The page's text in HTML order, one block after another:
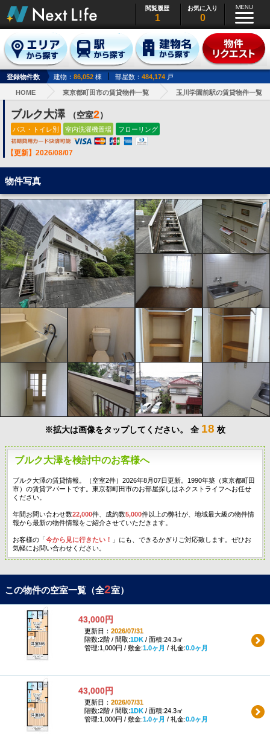
閲覧履歴
1
お気に入り
0
登録物件数 建物： 86,052 棟 部屋数： 484,174 戸
HOME 東京都町田市の賃貸物件一覧 玉川学園前駅の賃貸物件一覧
ブルク大澤 （空室2）
バス・トイレ別 室内洗濯機置場 フローリング
【更新】2026/08/07
物件写真
※拡大は画像をタップしてください。 全 18 枚
ブルク大澤を検討中のお客様へ
ブルク大澤の賃貸情報。（空室2件）2026年8月07日更新。1990年築（東京都町田
市）の賃貸アパートです。東京都町田市のお部屋探しはネクストライフへお任せ
ください。
年間お問い合わせ数22,000件、成約数5,000件以上の弊社が、地域最大級の物件情
報から最新の物件情報をご紹介させていただきます。
お客様の「今から見に行きたい！
」にも、できるかぎりご対応致します。ぜひお
気軽にお問い合わせください。
この物件の空室一覧（全2室）
43,000円
更新日： 2026/07/31
階数:2階 / 間取:1DK/ 面積:24.3㎡
管理:1,000円 / 敷金:1.0ヶ月 / 礼金:0.0ヶ月
43,000円
更新日： 2026/07/31
階数:2階 / 間取:1DK/ 面積:24.3㎡
管理:1,000円 / 敷金:1.0ヶ月 / 礼金:0.0ヶ月